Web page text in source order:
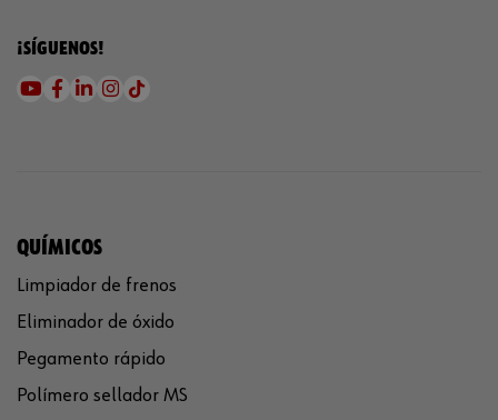
¡SÍGUENOS!
QUÍMICOS
Limpiador de frenos
Eliminador de óxido
Pegamento rápido
Polímero sellador MS